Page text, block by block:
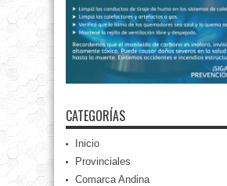
CATEGORÍAS
Inicio
Provinciales
Comarca Andina